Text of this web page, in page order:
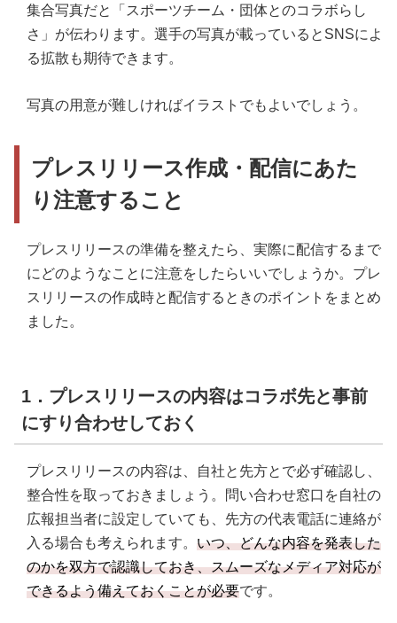
集合写真だと「スポーツチーム・団体とのコラボらし
さ」が伝わります。選手の写真が載っているとSNSによ
る拡散も期待できます。
写真の用意が難しければイラストでもよいでしょう。
プレスリリース作成・配信にあた
り注意すること
プレスリリースの準備を整えたら、実際に配信するまで
にどのようなことに注意をしたらいいでしょうか。プレ
スリリースの作成時と配信するときのポイントをまとめ
ました。
1．プレスリリースの内容はコラボ先と事前
にすり合わせしておく
プレスリリースの内容は、自社と先方とで必ず確認し、
整合性を取っておきましょう。問い合わせ窓口を自社の
広報担当者に設定していても、先方の代表電話に連絡が
入る場合も考えられます。 いつ、どんな内容を発表した
のかを双方で認識しておき、スムーズなメディア対応が
できるよう備えておくことが必要です。